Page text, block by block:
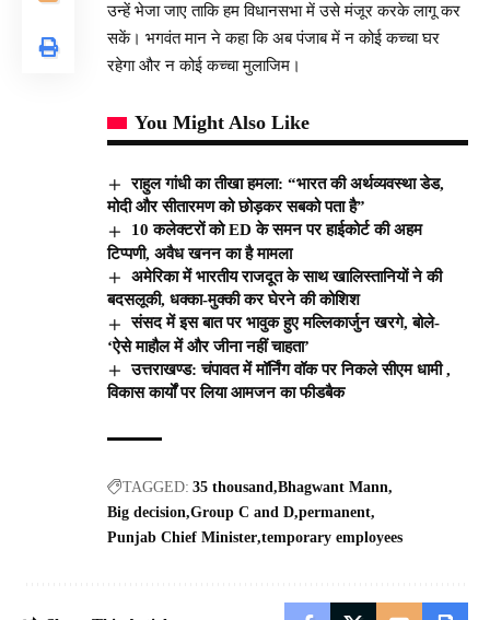
उन्हें भेजा जाए ताकि हम विधानसभा में उसे मंजूर करके लागू कर
सकें। भगवंत मान ने कहा कि अब पंजाब में न कोई कच्चा घर
रहेगा और न कोई कच्चा मुलाजिम।
You Might Also Like
राहुल गांधी का तीखा हमला: “भारत की अर्थव्यवस्था डेड,
मोदी और सीतारमण को छोड़कर सबको पता है”
10 कलेक्टरों को ED के समन पर हाईकोर्ट की अहम
टिप्पणी, अवैध खनन का है मामला
अमेरिका में भारतीय राजदूत के साथ खालिस्तानियों ने की
बदसलूकी, धक्का-मुक्की कर घेरने की कोशिश
संसद में इस बात पर भावुक हुए मल्लिकार्जुन खरगे, बोले-
‘ऐसे माहौल में और जीना नहीं चाहता’
उत्तराखण्ड: चंपावत में मॉर्निंग वॉक पर निकले सीएम धामी ,
विकास कार्यों पर लिया आमजन का फीडबैक
TAGGED: 35 thousand Bhagwant Mann
Big decision Group C and D permanent
Punjab Chief Minister temporary employees